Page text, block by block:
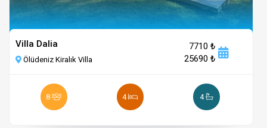
Villa Dalia
Ölüdeniz Kiralık Villa
7710 ₺
25690 ₺
8 4 4